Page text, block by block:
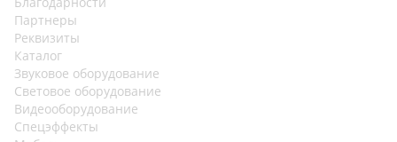
Партнеры
Реквизиты
Каталог
Звуковое оборудование
Световое оборудование
Видеооборудование
Спецэффекты